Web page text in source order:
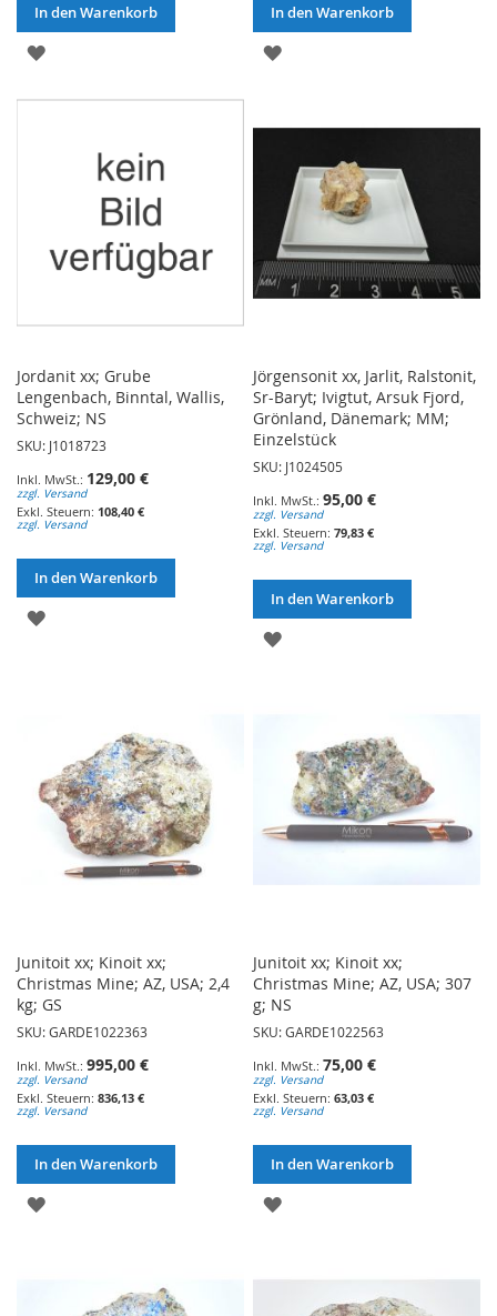
In den Warenkorb
ZUR
In den Warenkorb
ZUR
HINZUFÜGEN
Jordanit xx; Grube
Lengenbach, Binntal, Wallis,
Schweiz; NS
SKU: J1018723
129,00 €
zzgl. Versand
108,40 €
zzgl. Versand
In den Warenkorb
ZUR
Jörgensonit xx, Jarlit, Ralstonit,
Sr-Baryt; Ivigtut, Arsuk Fjord,
Grönland, Dänemark; MM;
Einzelstück
SKU: J1024505
95,00 €
zzgl. Versand
79,83 €
zzgl. Versand
In den Warenkorb
ZUR
Junitoit xx; Kinoit xx;
Christmas Mine; AZ, USA; 2,4
kg; GS
SKU: GARDE1022363
995,00 €
zzgl. Versand
836,13 €
zzgl. Versand
In den Warenkorb
ZUR
Junitoit xx; Kinoit xx;
Christmas Mine; AZ, USA; 307
g; NS
SKU: GARDE1022563
75,00 €
zzgl. Versand
63,03 €
zzgl. Versand
In den Warenkorb
ZUR